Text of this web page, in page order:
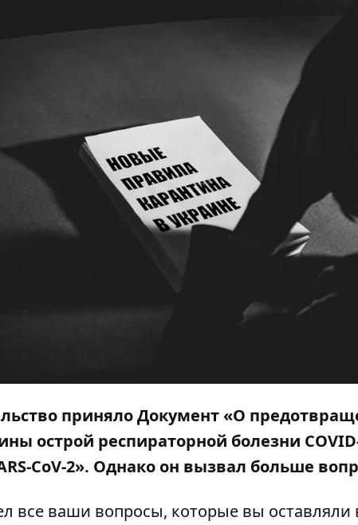
приняло Документ «О
острой респираторной болезни
CoV-2». Однако он вызвал больше
все ваши вопросы, которые вы оставляли